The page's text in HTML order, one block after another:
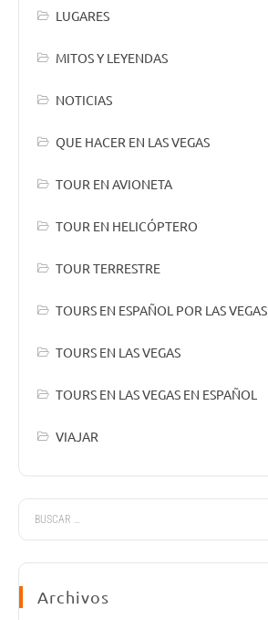
LUGARES
MITOS Y LEYENDAS
NOTICIAS
QUE HACER EN LAS VEGAS
TOUR EN AVIONETA
TOUR EN HELICÓPTERO
TOUR TERRESTRE
TOURS EN ESPAÑOL POR LAS VEGAS
TOURS EN LAS VEGAS
TOURS EN LAS VEGAS EN ESPAÑOL
VIAJAR
Archivos